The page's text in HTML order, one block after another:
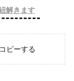
解きます
ピーする